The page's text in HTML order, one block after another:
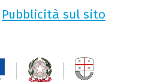
Pubblicità sul sito